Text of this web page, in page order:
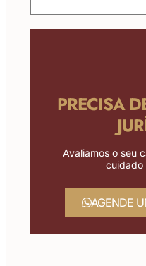
PRECISA
Avaliamos o seu
cuidado
AGENDE